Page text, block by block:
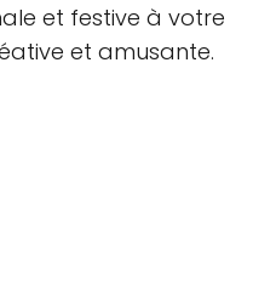
et festive à votre
et amusante.